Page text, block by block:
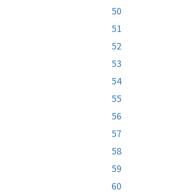
50
51
52
53
54
55
56
57
58
59
60